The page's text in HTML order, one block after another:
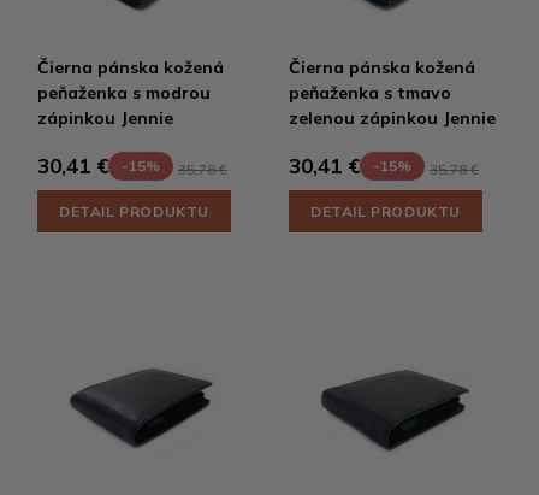
Čierna pánska kožená
peňaženka s modrou
zápinkou Jennie
30,41 € -15% 35,78 €
DETAIL PRODUKTU
Čierna pánska kožená
peňaženka s tmavo
zelenou zápinkou Jennie
30,41 € -15% 35,78 €
DETAIL PRODUKTU